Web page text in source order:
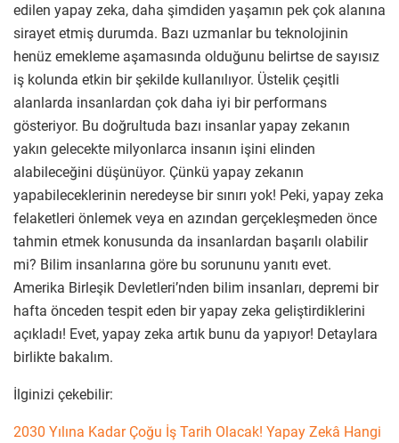
edilen yapay zeka, daha şimdiden yaşamın pek çok alanına
sirayet etmiş durumda. Bazı uzmanlar bu teknolojinin
henüz emekleme aşamasında olduğunu belirtse de sayısız
iş kolunda etkin bir şekilde kullanılıyor. Üstelik çeşitli
alanlarda insanlardan çok daha iyi bir performans
gösteriyor. Bu doğrultuda bazı insanlar yapay zekanın
yakın gelecekte milyonlarca insanın işini elinden
alabileceğini düşünüyor. Çünkü yapay zekanın
yapabileceklerinin neredeyse bir sınırı yok! Peki, yapay zeka
felaketleri önlemek veya en azından gerçekleşmeden önce
tahmin etmek konusunda da insanlardan başarılı olabilir
mi? Bilim insanlarına göre bu sorununu yanıtı evet.
Amerika Birleşik Devletleri’nden bilim insanları, depremi bir
hafta önceden tespit eden bir yapay zeka geliştirdiklerini
açıkladı! Evet, yapay zeka artık bunu da yapıyor! Detaylara
birlikte bakalım.
İlginizi çekebilir:
2030 Yılına Kadar Çoğu İş Tarih Olacak! Yapay Zekâ Hangi